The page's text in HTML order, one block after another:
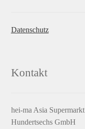
Datenschutz
Kontakt
hei-ma Asia Supermarkt
Hundertsechs GmbH